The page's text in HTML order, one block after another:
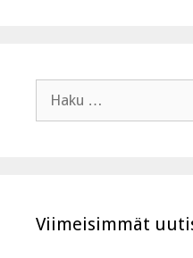
Viimeisimmät